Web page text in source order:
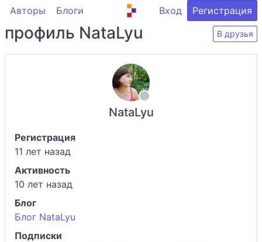
Авторы Блоги Вход Регистрация
профиль NataLyu В друзья
NataLyu
Регистрация
11 лет назад
Активность
10 лет назад
Блог
Блог NataLyu
Подписки